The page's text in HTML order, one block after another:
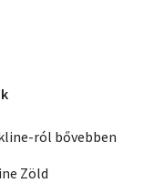
ról bővebben
Zöld